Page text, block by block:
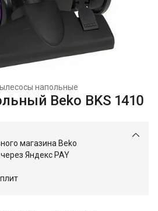
напольные
Beko BKS 1410
магазина Beko
Яндекс PAY